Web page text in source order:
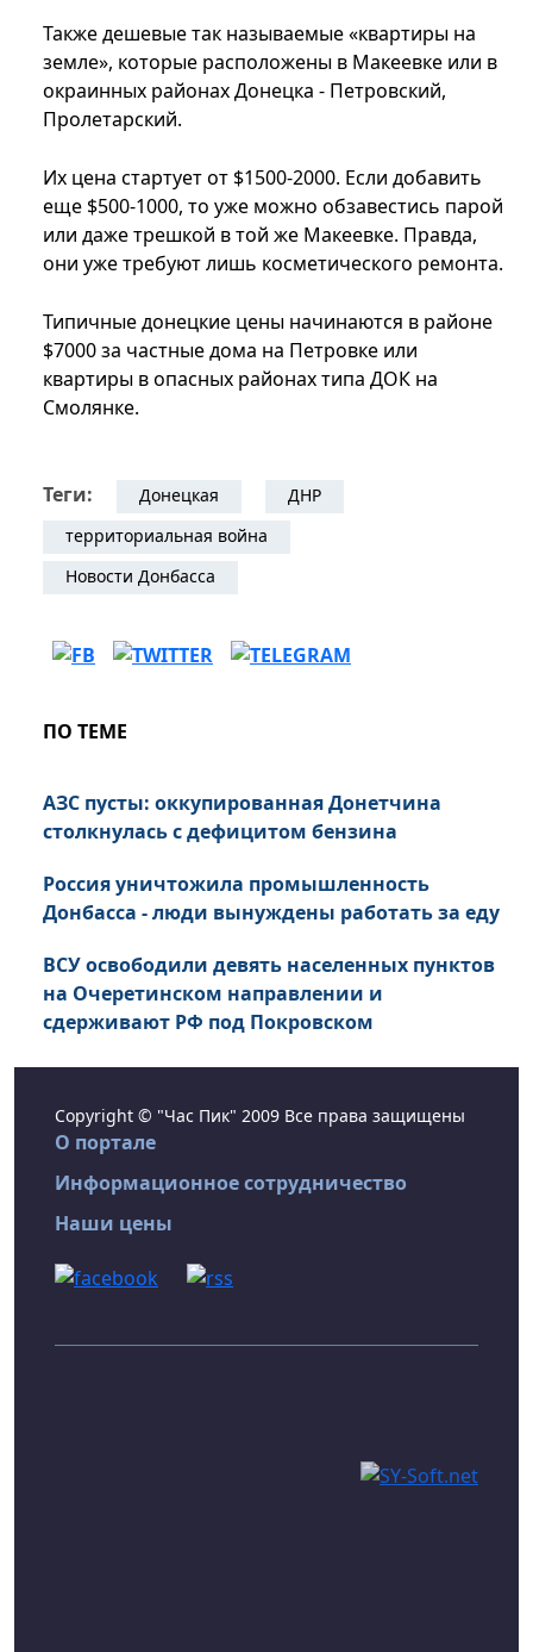
Также дешевые так называемые «квартиры на
земле», которые расположены в Макеевке или в
окраинных районах Донецка - Петровский,
Пролетарский.
Их цена стартует от $1500-2000. Если добавить
еще $500-1000, то уже можно обзавестись парой
или даже трешкой в той же Макеевке. Правда,
они уже требуют лишь косметического ремонта.
Типичные донецкие цены начинаются в районе
$7000 за частные дома на Петровке или
квартиры в опасных районах типа ДОК на
Смолянке.
Теги: Донецкая
ДНР
территориальная война
Новости Донбасса
ПО ТЕМЕ
АЗС пусты: оккупированная Донетчина
столкнулась с дефицитом бензина
Россия уничтожила промышленность
Донбасса - люди вынуждены работать за еду
ВСУ освободили девять населенных пунктов
на Очеретинском направлении и
сдерживают РФ под Покровском
Copyright © "Час Пик" 2009 Все права защищены
О портале
Информационное сотрудничество
Наши цены